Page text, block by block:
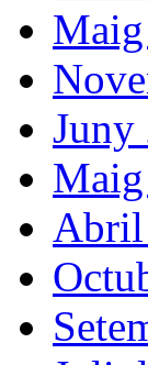
Juny
Abril